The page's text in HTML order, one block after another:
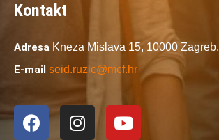
Kontakt
Adresa Kneza Mislava 15, 10000 Zagreb,
E-mail seid.ruzic@mcf.hr